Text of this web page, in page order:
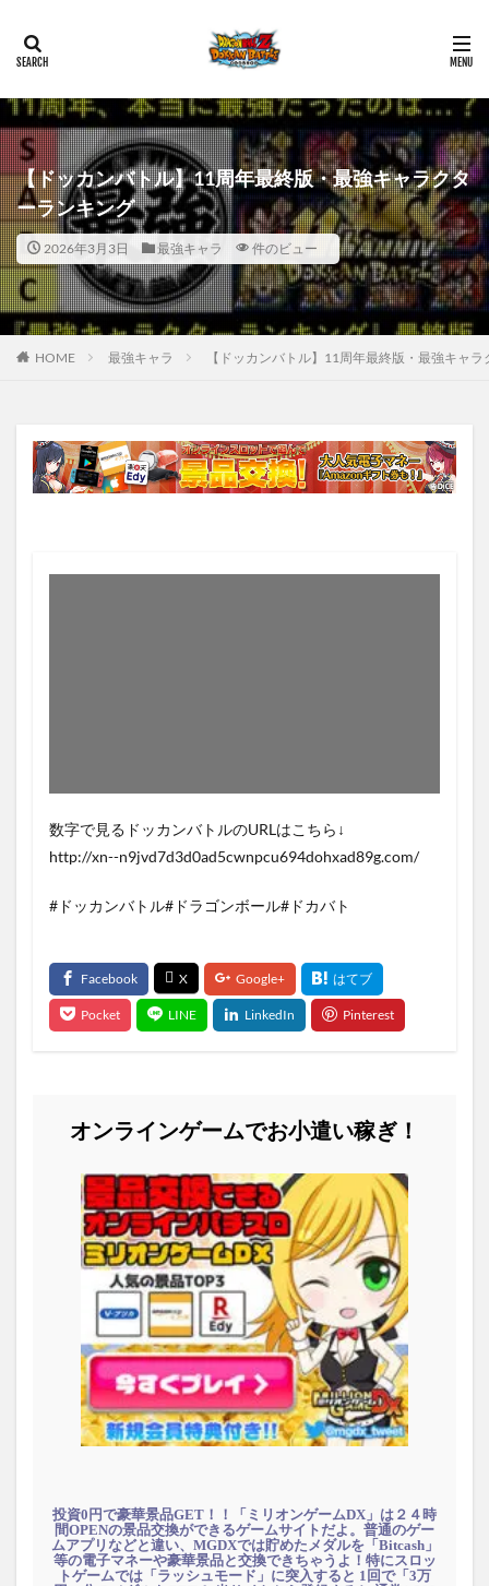
【ドッカンバトル】11周年最終版・最強キャラクタ
ーランキング
2026年3月3日 最強キャラ 件のビュー
HOME 最強キャラ 【ドッカンバトル】11周年最終版・最強キャ
数字で見るドッカンバトルのURLはこちら↓
http://xn--n9jvd7d3d0ad5cwnpcu694dohxad89g.com/
#ドッカンバトル#ドラゴンボール#ドカバト
オンラインゲームでお小遣い稼ぎ！
投資0円で豪華景品GET！！「ミリオンゲームDX」は２４時
間OPENの景品交換ができるゲームサイトだよ。普通のゲー
ムアプリなどと違い、MGDXでは貯めたメダルを「Bitcash」
等の電子マネーや豪華景品と交換できちゃうよ！特にスロッ
トゲームでは「ラッシュモード」に突入すると 1回で「3万